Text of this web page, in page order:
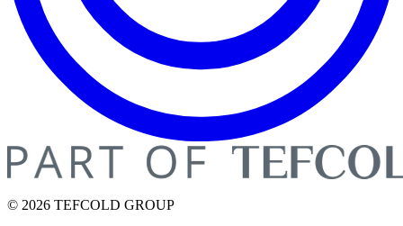
© 2026 TEFCOLD GROUP